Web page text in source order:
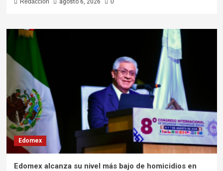
Redacción agosto 6, 2026 0
Edomex
Edomex alcanza su nivel más bajo de homicidios en